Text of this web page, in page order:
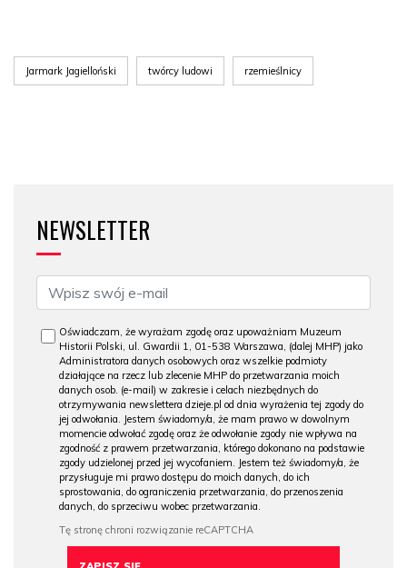
Jarmark Jagielloński twórcy ludowi rzemieślnicy
NEWSLETTER
Oświadczam, że wyrażam zgodę oraz upoważniam Muzeum
Historii Polski, ul. Gwardii 1, 01-538 Warszawa, (dalej MHP) jako
Administratora danych osobowych oraz wszelkie podmioty
działające na rzecz lub zlecenie MHP do przetwarzania moich
danych osob. (e-mail) w zakresie i celach niezbędnych do
otrzymywania newslettera dzieje.pl od dnia wyrażenia tej zgody do
jej odwołania. Jestem świadomy/a, że mam prawo w dowolnym
momencie odwołać zgodę oraz że odwołanie zgody nie wpływa na
zgodność z prawem przetwarzania, którego dokonano na podstawie
zgody udzielonej przed jej wycofaniem. Jestem też świadomy/a, że
przysługuje mi prawo dostępu do moich danych, do ich
sprostowania, do ograniczenia przetwarzania, do przenoszenia
danych, do sprzeciwu wobec przetwarzania.